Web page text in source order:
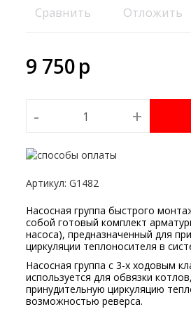
Сравнить Отложить
9 750p
- +
Артикул: G1482
Насосная группа быстрого
собой готовый комплект
насоса), предназначенный для
циркуляции теплоносителя в
Насосная группа с 3-х ходовым
используется для обвязки
принудительную циркуляцию
возможностью реверса.